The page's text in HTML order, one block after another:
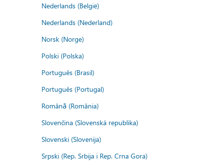
Nederlands (België)
Nederlands (Nederland)
Norsk (Norge)
Polski (Polska)
Português (Brasil)
Português (Portugal)
Română (România)
Slovenčina (Slovenská republika)
Slovenski (Slovenija)
Srpski (Rep. Srbija i Rep. Crna Gora)